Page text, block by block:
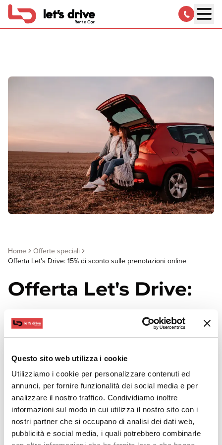
Questo sito web utilizza i cookie
Utilizziamo i cookie per personalizzare contenuti ed
annunci, per fornire funzionalità dei social media e per
analizzare il nostro traffico. Condividiamo inoltre
informazioni sul modo in cui utilizza il nostro sito con i
nostri partner che si occupano di analisi dei dati web,
pubblicità e social media, i quali potrebbero combinarle
Home
Offerte speciali
Offerta Let's Drive: 15% di sconto sulle prenotazioni online
Offerta Let's Drive:
15% di sconto sulle
prenotazioni online
Approfitta dell’offerta Let's Drive con fino al 15% di
sconto sulle prenotazioni online. Prenota ora con
Let's Drive
Noleggia un’auto